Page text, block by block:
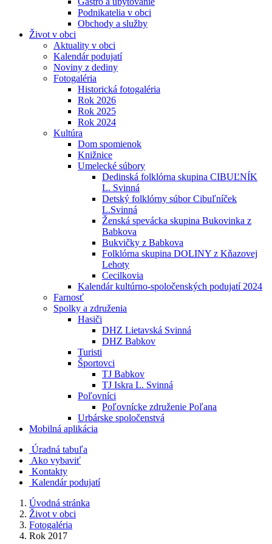
Podnikatelia v obci
Obchody a služby
Život v obci
Aktuality v obci
Kalendár podujatí
Noviny z dediny
Fotogaléria
Historická fotogaléria
Rok 2026
Rok 2025
Rok 2024
Kultúra
Dom spomienok
Knižnice
Umelecké súbory
Dedinská folklórna skupina CIBUĽNÍK
L. Svinná
Detský folklórny súbor Cibuľníček
L.Svinná
Ženská spevácka skupina Bukovinka z
Babkova
Bukvičky z Babkova
Folklórna skupina DOLINY z Kňazovej
Lehoty
Cecilkovia
Kalendár kultúrno-spoločenských podujatí 2024
Farnosť
Spolky a združenia
Hasiči
DHZ Lietavská Svinná
DHZ Babkov
Turisti
Športovci
TJ Babkov
TJ Iskra L. Svinná
Poľovníci
Poľovnícke združenie Poľana
Urbárske spoločenstvá
Mobilná aplikácia
Úradná tabuľa
Ako vybaviť
Kontakty
Kalendár podujatí
Úvodná stránka
Život v obci
Fotogaléria
Rok 2017